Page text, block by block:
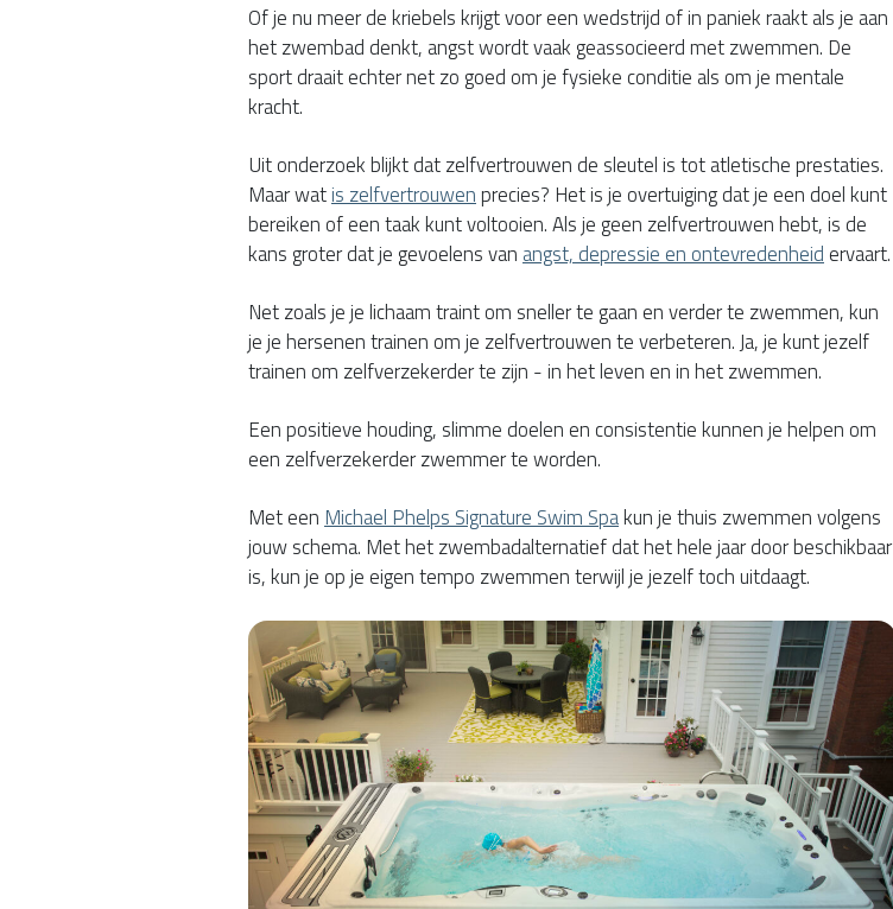
Of je nu meer de kriebels krijgt voor een wedstrijd of in paniek raakt als je aan
het zwembad denkt, angst wordt vaak geassocieerd met zwemmen. De
sport draait echter net zo goed om je fysieke conditie als om je mentale
kracht.
Uit onderzoek blijkt dat zelfvertrouwen de sleutel is tot atletische prestaties.
Maar watis zelfvertrouwenprecies? Het is je overtuiging dat je een doel kunt
bereiken of een taak kunt voltooien. Als je geen zelfvertrouwen hebt, is de
kans groter dat je gevoelens van angst, depressie en ontevredenheid ervaart.
Net zoals je je lichaam traint om sneller te gaan en verder te zwemmen, kun
je je hersenen trainen om je zelfvertrouwen te verbeteren. Ja, je kunt jezelf
trainen om zelfverzekerder te zijn - in het leven en in het zwemmen.
Een positieve houding, slimme doelen en consistentie kunnen je helpen om
een zelfverzekerder zwemmer te worden.
Met een Michael Phelps Signature Swim Spakun je thuis zwemmen volgens
jouw schema. Met het zwembadalternatief dat het hele jaar door beschikbaar
is, kun je op je eigen tempo zwemmen terwijl je jezelf toch uitdaagt.